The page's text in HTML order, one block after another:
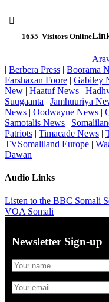

1655 Visitors Online
| Berbera Press | Boorama
Farshaxan Foore | Gabiley
New | Haatuf News |
Suugaanta | Jamhuuriya
News | Oodwayne News |
Samotalis News |
Patriots | Timacade News |
TVSomaliland Europe |
Dawan
Audio Links
Listen to the BBC Somali
VOA Somali
Newsletter Sign-up